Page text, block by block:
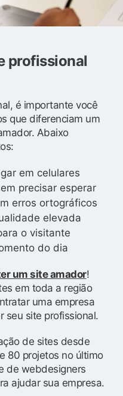
profissional
é importante você
que diferenciam um
Abaixo
em celulares
precisar esperar
erros ortográficos
elevada
o visitante
do dia
um site amador!
em toda a região
uma empresa
seu site profissional.
de sites desde
80 projetos no último
de webdesigners
ajudar sua empresa.